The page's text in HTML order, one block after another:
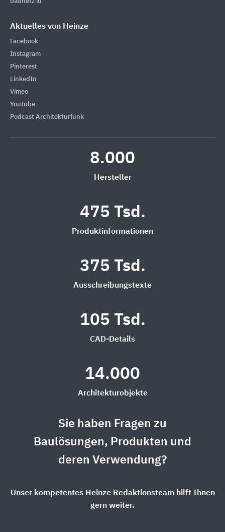
baunetz id
Aktuelles von Heinze
Facebook
Instagram
Pinterest
LinkedIn
Vimeo
Youtube
Podcast Architekturfunk
8.000
Hersteller
475 Tsd.
Produktinformationen
375 Tsd.
Ausschreibungstexte
105 Tsd.
CAD-Details
14.000
Architekturobjekte
Sie haben Fragen zu
Baulösungen, Produkten und
deren Verwendung?
Unser kompetentes Heinze Redaktionsteam hilft Ihnen
gern weiter.